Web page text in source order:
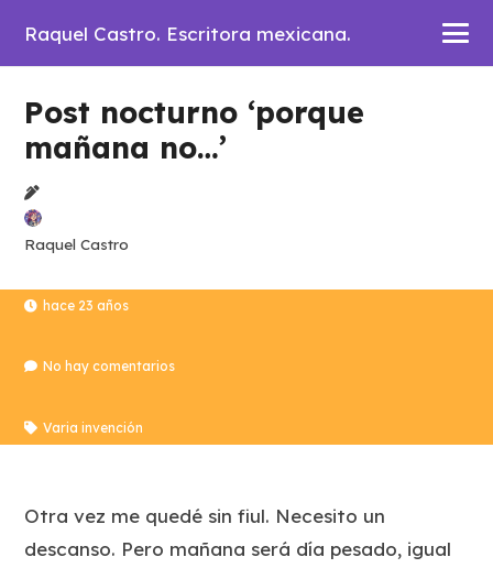
Raquel Castro. Escritora mexicana.
Post nocturno ‘porque
mañana no…’
Raquel Castro
hace 23 años
No hay comentarios
Varia invención
Otra vez me quedé sin fiul. Necesito un
descanso. Pero mañana será día pesado, igual